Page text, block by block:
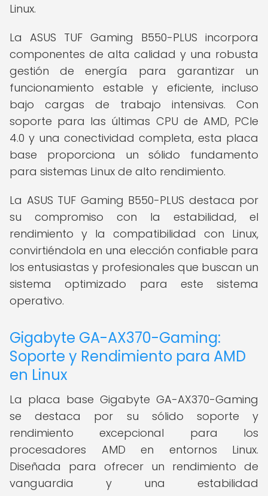
Linux.
La ASUS TUF Gaming B550-PLUS incorpora
componentes de alta calidad y una robusta
gestión de energía para garantizar un
funcionamiento estable y eficiente, incluso
bajo cargas de trabajo intensivas. Con
soporte para las últimas CPU de AMD, PCIe
4.0 y una conectividad completa, esta placa
base proporciona un sólido fundamento
para sistemas Linux de alto rendimiento.
La ASUS TUF Gaming B550-PLUS destaca por
su compromiso con la estabilidad, el
rendimiento y la compatibilidad con Linux,
convirtiéndola en una elección confiable para
los entusiastas y profesionales que buscan un
sistema optimizado para este sistema
operativo.
Gigabyte GA-AX370-Gaming:
Soporte y Rendimiento para AMD
en Linux
La placa base Gigabyte GA-AX370-Gaming
se destaca por su sólido soporte y
rendimiento excepcional para los
procesadores AMD en entornos Linux.
Diseñada para ofrecer un rendimiento de
vanguardia y una estabilidad